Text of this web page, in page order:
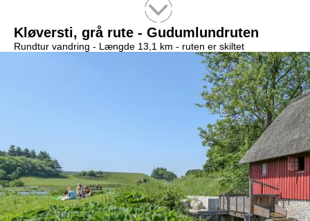
Kløversti, grå rute - Gudumlundruten
Rundtur vandring - Længde 13,1 km - ruten er skiltet